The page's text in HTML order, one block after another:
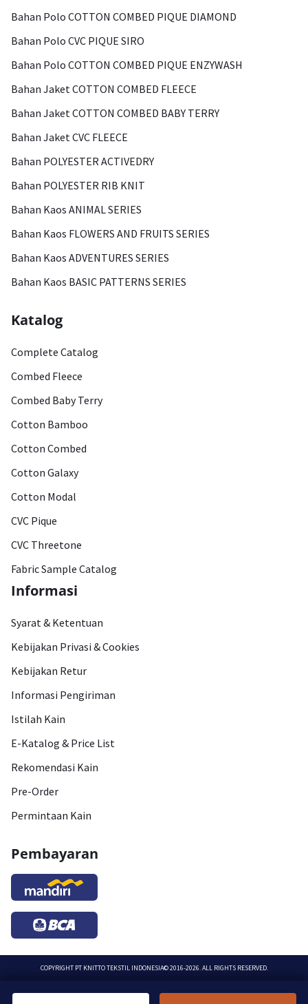
Bahan Polo COTTON COMBED PIQUE DIAMOND
Bahan Polo CVC PIQUE SIRO
Bahan Polo COTTON COMBED PIQUE ENZYWASH
Bahan Jaket COTTON COMBED FLEECE
Bahan Jaket COTTON COMBED BABY TERRY
Bahan Jaket CVC FLEECE
Bahan POLYESTER ACTIVEDRY
Bahan POLYESTER RIB KNIT
Bahan Kaos ANIMAL SERIES
Bahan Kaos FLOWERS AND FRUITS SERIES
Bahan Kaos ADVENTURES SERIES
Bahan Kaos BASIC PATTERNS SERIES
Katalog
Complete Catalog
Combed Fleece
Combed Baby Terry
Cotton Bamboo
Cotton Combed
Cotton Galaxy
Cotton Modal
CVC Pique
CVC Threetone
Fabric Sample Catalog
Informasi
Syarat & Ketentuan
Kebijakan Privasi & Cookies
Kebijakan Retur
Informasi Pengiriman
Istilah Kain
E-Katalog & Price List
Rekomendasi Kain
Pre-Order
Permintaan Kain
Pembayaran
COPYRIGHT PT KNITTO TEKSTIL INDONESIA© 2016-2026. ALL RIGHTS RESERVED.